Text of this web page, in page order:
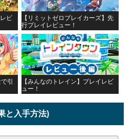
ビ
【リミットゼロブレイカーズ】先
行プレイレビュー！
引
【みんなのトレイン】プレイレビ
ュー！
と入手方法)